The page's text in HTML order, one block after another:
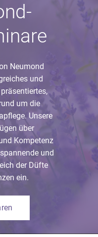
Neumond
und
um die
Unsere
über
Kompetenz
und
der Düfte
ein.